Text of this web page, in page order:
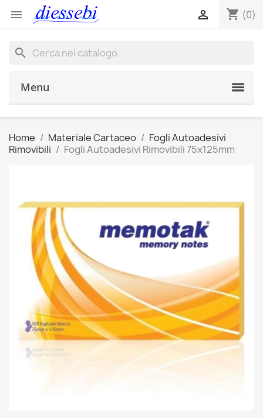
 shopping_cart (0)

search
Menu
Home Materiale Cartaceo
Fogli Autoadesivi
Rimovibili
Fogli Autoadesivi Rimovibili 75x125mm